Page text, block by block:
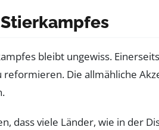
bleibt ungewiss.
Die allmähliche
dass viele Länder, wie in der